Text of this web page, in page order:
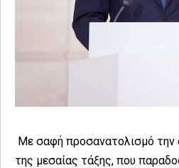
Με σαφή προσανατολισμό την
της μεσαίας τάξης, που